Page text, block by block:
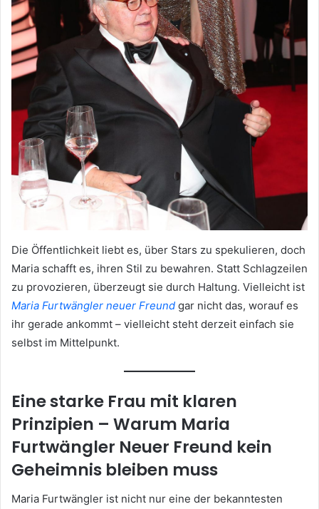
Die Öffentlichkeit liebt es, über Stars zu spekulieren, doch
Maria schafft es, ihren Stil zu bewahren. Statt Schlagzeilen
zu provozieren, überzeugt sie durch Haltung. Vielleicht ist
Maria Furtwängler neuer Freund gar nicht das, worauf es
ihr gerade ankommt – vielleicht steht derzeit einfach sie
selbst im Mittelpunkt.
Eine starke Frau mit klaren
Prinzipien – Warum Maria
Furtwängler Neuer Freund kein
Geheimnis bleiben muss
Maria Furtwängler ist nicht nur eine der bekanntesten